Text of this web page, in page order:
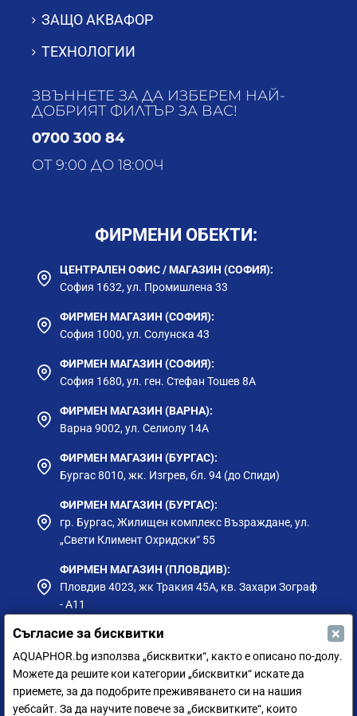
ЗАЩО АКВАФОР
ТЕХНОЛОГИИ
ЗВЪННЕТЕ ЗА ДА ИЗБЕРЕМ НАЙ-
ДОБРИЯТ ФИЛТЪР ЗА ВАС!
0700 300 84
ОТ 9:00 ДО 18:00Ч
ФИРМЕНИ ОБЕКТИ:
ЦЕНТРАЛЕН ОФИС / МАГАЗИН (СОФИЯ):
София 1632, ул. Промишлена 33
ФИРМЕН МАГАЗИН (СОФИЯ):
София 1000, ул. Солунска 43
ФИРМЕН МАГАЗИН (СОФИЯ):
София 1680, ул. ген. Стефан Тошев 8А
ФИРМЕН МАГАЗИН (ВАРНА):
Варна 9002, ул. Селиолу 14А
ФИРМЕН МАГАЗИН (БУРГАС):
Бургас 8010, жк. Изгрев, бл. 94 (до Спиди)
ФИРМЕН МАГАЗИН (БУРГАС):
гр. Бургас, Жилищен комплекс Възраждане, ул.
„Свети Климент Охридски“ 55
ФИРМЕН МАГАЗИН (ПЛОВДИВ):
Пловдив 4023, жк Тракия 45А, кв. Захари Зограф
- А11
ФИРМЕН МАГАЗИН (РУСЕ):
гр. Русе, ул. Борисова 73, до Приста Ойл
ФИРМЕН МАГАЗИН (СИЛИСТРА):
гр. Силистра, ул. Петър Мутафчиев 75
Съгласие за бисквитки ×
AQUAPHOR.bg използва „бисквитки“, както е описано по-долу.
Можете да решите кои категории „бисквитки“ искате да
приемете, за да подобрите преживяването си на нашия
уебсайт. За да научите повече за „бисквитките“, които